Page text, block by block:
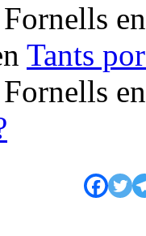
Tants